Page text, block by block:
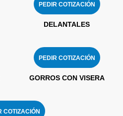
PEDIR COTIZACIÓN
DELANTALES
PEDIR COTIZACIÓN
GORROS CON VISERA
COTIZACIÓN